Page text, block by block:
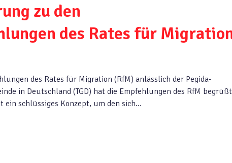
zu den
des Rates für
des Rates für Migration (RfM) anlässlich der Pegida-
in Deutschland (TGD) hat die Empfehlungen des RfM
ein schlüssiges Konzept, um den sich…